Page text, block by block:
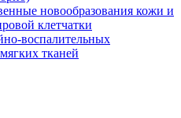
новообразования кожи и
клетчатки
воспалительных
тканей